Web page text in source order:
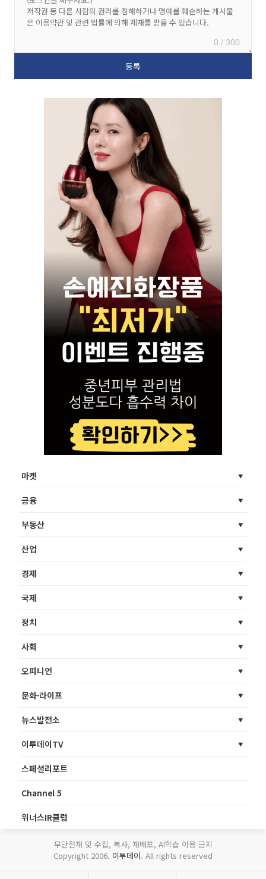
0 / 300
마켓
금융
부동산
산업
경제
국제
정치
사회
오피니언
문화·라이프
뉴스발전소
이투데이TV
스페셜리포트
Channel 5
위너스IR클럽
무단전재 및 수집, 복사, 재배포, AI학습 이용 금지
Copyright 2006. 이투데이. All rights reserved